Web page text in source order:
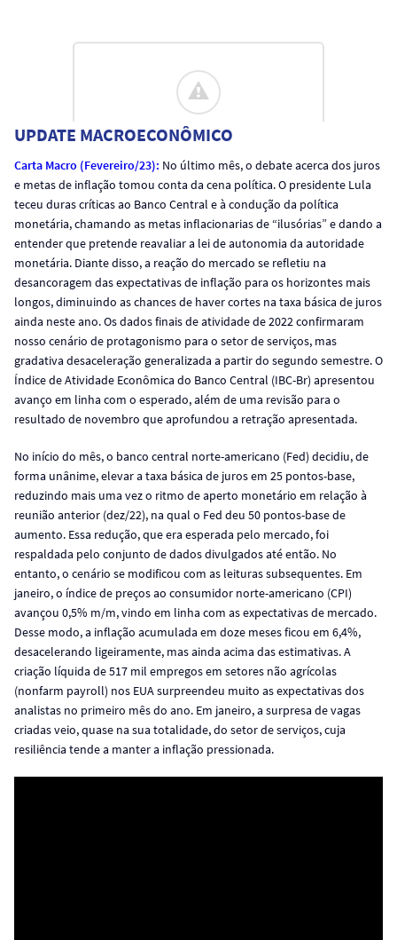
UPDATE MACROECONÔMICO
Carta Macro (Fevereiro/23): No último mês, o debate acerca dos juros
e metas de inflação tomou conta da cena política. O presidente Lula
teceu duras críticas ao Banco Central e à condução da política
monetária, chamando as metas inflacionarias de “ilusórias” e dando a
entender que pretende reavaliar a lei de autonomia da autoridade
monetária. Diante disso, a reação do mercado se refletiu na
desancoragem das expectativas de inflação para os horizontes mais
longos, diminuindo as chances de haver cortes na taxa básica de juros
ainda neste ano. Os dados finais de atividade de 2022 confirmaram
nosso cenário de protagonismo para o setor de serviços, mas
gradativa desaceleração generalizada a partir do segundo semestre. O
Índice de Atividade Econômica do Banco Central (IBC-Br) apresentou
avanço em linha com o esperado, além de uma revisão para o
resultado de novembro que aprofundou a retração apresentada.
No início do mês, o banco central norte-americano (Fed) decidiu, de
forma unânime, elevar a taxa básica de juros em 25 pontos-base,
reduzindo mais uma vez o ritmo de aperto monetário em relação à
reunião anterior (dez/22), na qual o Fed deu 50 pontos-base de
aumento. Essa redução, que era esperada pelo mercado, foi
respaldada pelo conjunto de dados divulgados até então. No
entanto, o cenário se modificou com as leituras subsequentes. Em
janeiro, o índice de preços ao consumidor norte-americano (CPI)
avançou 0,5% m/m, vindo em linha com as expectativas de mercado.
Desse modo, a inflação acumulada em doze meses ficou em 6,4%,
desacelerando ligeiramente, mas ainda acima das estimativas. A
criação líquida de 517 mil empregos em setores não agrícolas
(nonfarm payroll) nos EUA surpreendeu muito as expectativas dos
analistas no primeiro mês do ano. Em janeiro, a surpresa de vagas
criadas veio, quase na sua totalidade, do setor de serviços, cuja
resiliência tende a manter a inflação pressionada.